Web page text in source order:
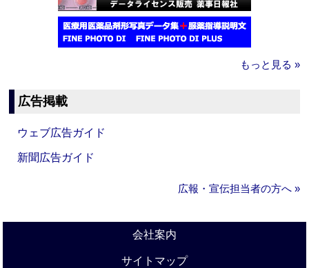
もっと見る »
広告掲載
ウェブ広告ガイド
新聞広告ガイド
広報・宣伝担当者の方へ »
会社案内
サイトマップ